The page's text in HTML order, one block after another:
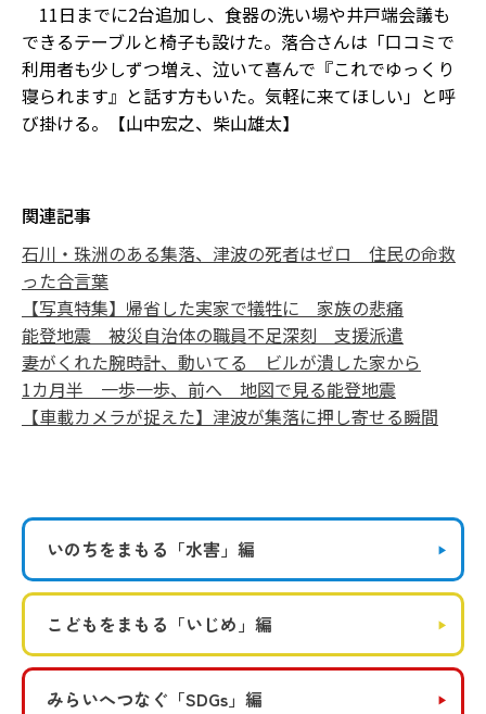
11日までに2台追加し、食器の洗い場や井戸端会議も
できるテーブルと椅子も設けた。落合さんは「口コミで
利用者も少しずつ増え、泣いて喜んで『これでゆっくり
寝られます』と話す方もいた。気軽に来てほしい」と呼
び掛ける。【山中宏之、柴山雄太】
関連記事
石川・珠洲のある集落、津波の死者はゼロ 住民の命救
った合言葉
【写真特集】帰省した実家で犠牲に 家族の悲痛
能登地震 被災自治体の職員不足深刻 支援派遣
妻がくれた腕時計、動いてる ビルが潰した家から
1カ月半 一歩一歩、前へ 地図で見る能登地震
【車載カメラが捉えた】津波が集落に押し寄せる瞬間
いのちをまもる 「水害」編
こどもをまもる 「いじめ」編
みらいへつなぐ 「SDGs」編